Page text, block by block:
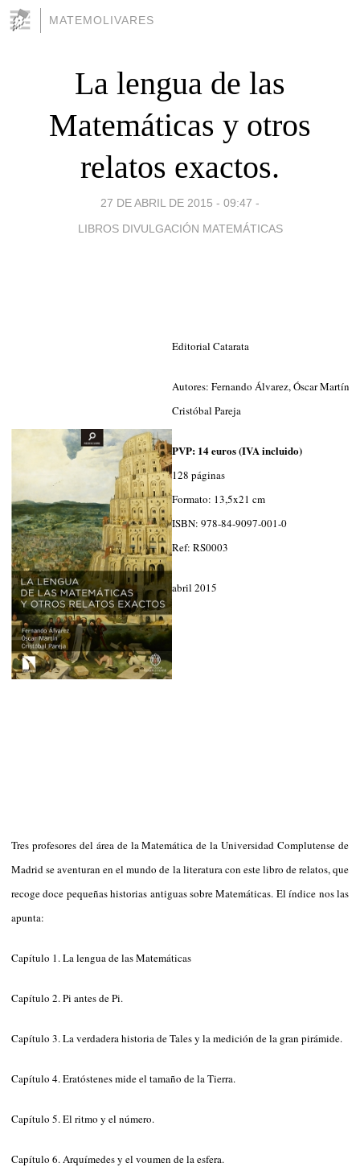
MATEMOLIVARES
La lengua de las
Matemáticas y otros
relatos exactos.
27 DE ABRIL DE 2015 - 09:47 -
LIBROS DIVULGACIÓN MATEMÁTICAS
Editorial Catarata
Autores: Fernando Álvarez, Óscar Martín y
Cristóbal Pareja
PVP: 14 euros (IVA incluido)
128 páginas
Formato: 13,5x21 cm
ISBN: 978-84-9097-001-0
Ref: RS0003
abril 2015
Tres profesores del área de la Matemática de la Universidad Complutense de
Madrid se aventuran en el mundo de la literatura con este libro de relatos, que
recoge doce pequeñas historias antiguas sobre Matemáticas. El índice nos las
apunta:
Capítulo 1. La lengua de las Matemáticas
Capítulo 2. Pi antes de Pi.
Capítulo 3. La verdadera historia de Tales y la medición de la gran pirámide.
Capítulo 4. Eratóstenes mide el tamaño de la Tierra.
Capítulo 5. El ritmo y el número.
Capítulo 6. Arquímedes y el voumen de la esfera.